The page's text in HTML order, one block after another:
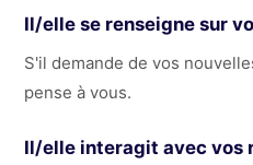
Il/elle se renseigne sur
S'il demande de vos
pense à vous.
Il/elle interagit avec vos